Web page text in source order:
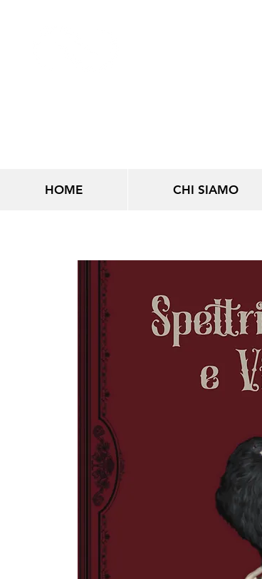
HOME CHI SIAMO